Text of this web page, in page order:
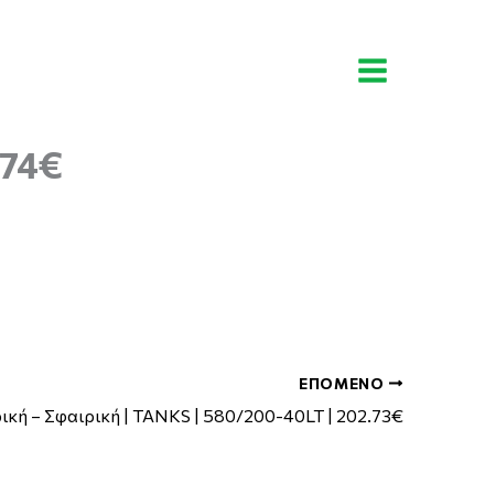
Αναζήτηση
ΕΠΌΜΕΝΟ
– Σφαιρική | TANKS | 580/200-40LT | 202.73€